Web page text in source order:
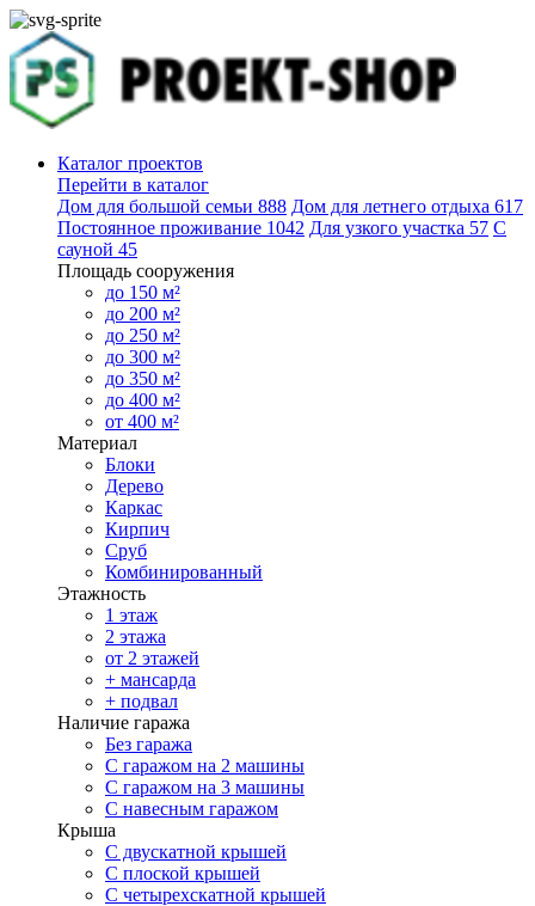
Каталог проектов
Перейти в каталог
Дом для большой семьи 888 Дом для летнего отдыха 617
Постоянное проживание 1042 Для узкого участка 57 С
сауной 45
Площадь сооружения
до 150 м²
до 200 м²
до 250 м²
до 300 м²
до 350 м²
до 400 м²
от 400 м²
Материал
Блоки
Дерево
Каркас
Кирпич
Сруб
Комбинированный
Этажность
1 этаж
2 этажа
от 2 этажей
+ мансарда
+ подвал
Наличие гаража
Без гаража
С гаражом на 2 машины
С гаражом на 3 машины
С навесным гаражом
Крыша
С двускатной крышей
С плоской крышей
С четырехскатной крышей